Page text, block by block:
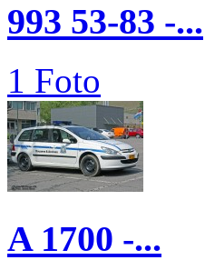
993 53-83 -...
1 Foto
A 1700 -...